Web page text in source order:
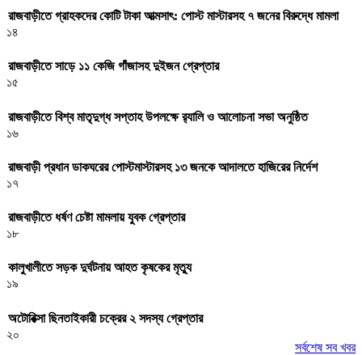
রাজবাড়ীতে গ্রাহকদের কোটি টাকা আত্মসাৎ: পোস্ট মাস্টারসহ ৭ জনের বিরুদ্ধে মামলা
১৪
রাজবাড়ীতে সাড়ে ১১ কেজি গাঁজাসহ দুইজন গ্রেপ্তার
১৫
রাজবাড়ীতে বিশ্ব মাতৃদুগ্ধ সপ্তাহ উপলক্ষে র‌্যালি ও আলোচনা সভা অনুষ্ঠিত
১৬
রাজবাড়ী প্রধান ডাকঘরের পোস্টমাস্টারসহ ১৩ জনকে আদালতে হাজিরের নির্দেশ
১৭
রাজবাড়ীতে ধর্ষণ চেষ্টা মামলায় যুবক গ্রেপ্তার
১৮
কালুখালীতে সড়ক দুর্ঘটনায় আহত কৃষকের মৃত্যু
১৯
অটোরিক্সা ছিনতাইকারী চক্রের ২ সদস্য গ্রেপ্তার
২০
সর্বশেষ সব খবর